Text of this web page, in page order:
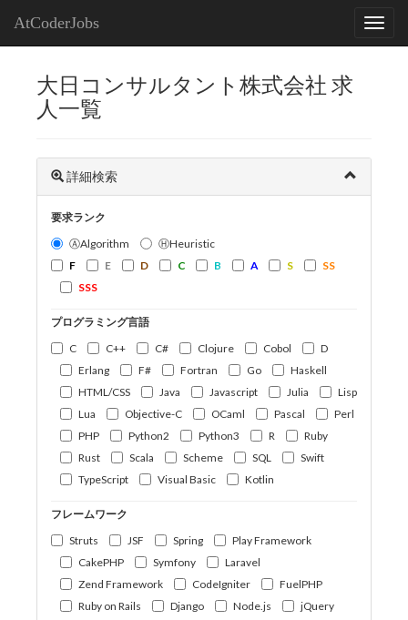
AtCoderJobs
大日コンサルタント株式会社 求
人一覧
詳細検索
要求ランク
ⒶAlgorithm
ⒽHeuristic
F
E D C B A S
SS
SSS
プログラミング言語
C
C++ C# Clojure Cobol
D
Erlang
F# Fortran Go
Haskell
HTML/CSS
Java Javascript Julia
Lisp
Lua
Objective-C OCaml Pascal
Perl
PHP
Python2 Python3 R
Ruby
Rust
Scala Scheme SQL
Swift
TypeScript
Visual Basic Kotlin
フレームワーク
Struts
JSF Spring
Play Framework
CakePHP
Symfony
Laravel
Zend Framework
CodeIgniter
FuelPHP
Ruby on Rails
Django Node.js
jQuery